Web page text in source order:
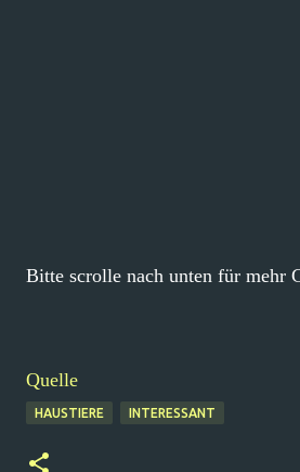
Bitte scrolle nach unten für mehr
Quelle
HAUSTIERE INTERESSANT